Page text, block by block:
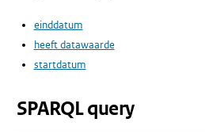
einddatum
heeft datawaarde
startdatum
SPARQL query